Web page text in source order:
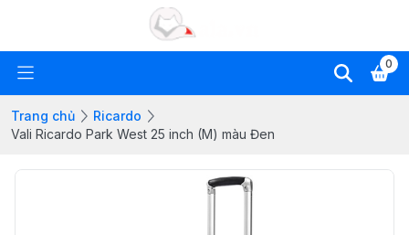
0
Trang chủ
Ricardo
Vali Ricardo Park West 25 inch (M) màu Đen